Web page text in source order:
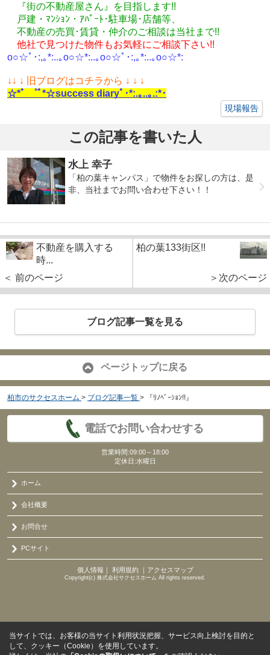
『街の不動産屋さん』を目指します!!
戸建・ﾏﾝｼｮﾝ・ｱﾊﾟｰﾄ･駐車場･店舗等、
不動産の売買･賃貸・仲介のご相談は当社まで!!
他社で見つけた物件もお気軽にご相談下さい!!
o○☆ﾟ･:,｡*:..｡o○☆*:..｡o○☆ﾟ･:,｡*:..｡o○☆*:
↓ ↓ ↓ 旧ブログはコチラから ↓ ↓ ↓
☆*ﾟ ゜ﾟ*☆success diaryﾟ･*:.｡..｡.:*･
現場報告
この記事を書いた人
水上 幸子
「柏の葉キャンパス」で物件をお探しの方は、是
非、当社までお問い合わせ下さい！！
不動産を購入する
時...
＜ 前のページ
柏の葉133街区!!
＞次のページ
ブログ記事一覧を見る
ページトップに戻る
柏市のサクセスホーム > ブログ記事一覧 > 『ﾘﾉﾍﾞｰｼｮﾝ!!』
電話でお問い合わせする
営業時間:09:00～18:00
定休日:水曜日
ホーム
会社概要
お問合せ
PCサイト
個人情報 ｜ 利用規約｜ アクセスマップ
Copyright(c) 株式会社サクセスホーム All rights reserved.
当サイトでは、お客様の当サイト利用状況把握、サービス向上検討を目的と
して、クッキー（Cookie）を使用しています。